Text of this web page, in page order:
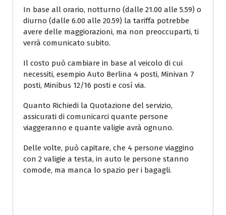
In base all orario, notturno (dalle 21.00 alle 5.59) o
diurno (dalle 6.00 alle 20.59) la tariffa potrebbe
avere delle maggiorazioni, ma non preoccuparti, ti
verrà comunicato subito.
Il costo può cambiare in base al veicolo di cui
necessiti, esempio Auto Berlina 4 posti, Minivan 7
posti, Minibus 12/16 posti e così via.
Quanto Richiedi la Quotazione del servizio,
assicurati di comunicarci quante persone
viaggeranno e quante valigie avrà ognuno.
Delle volte, può capitare, che 4 persone viaggino
con 2 valigie a testa, in auto le persone stanno
comode, ma manca lo spazio per i bagagli.